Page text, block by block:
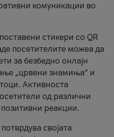
комуникации во
стикери со QR
посетителите можеа да
за безбедно онлајн
„црвени знамиња“ и
Активноста
од различни
реакции.
својата